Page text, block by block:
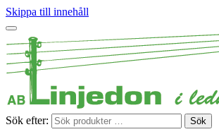
Skippa till innehåll
Sök efter: Sök